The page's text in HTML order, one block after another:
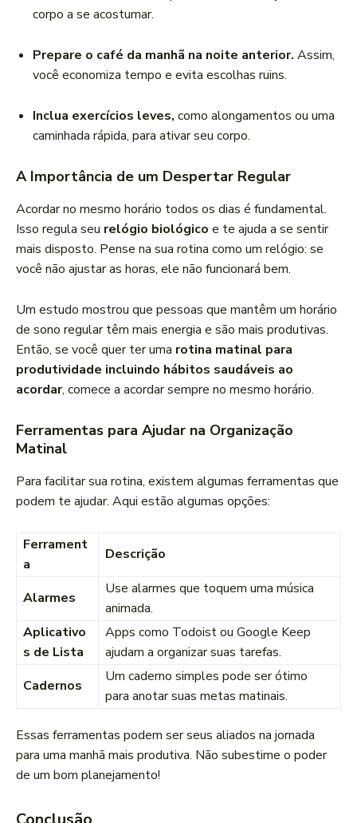
corpo a se acostumar.
Prepare o café da manhã na noite anterior. Assim,
você economiza tempo e evita escolhas ruins.
Inclua exercícios leves, como alongamentos ou uma
caminhada rápida, para ativar seu corpo.
A Importância de um Despertar Regular
Acordar no mesmo horário todos os dias é fundamental.
Isso regula seu relógio biológico e te ajuda a se sentir
mais disposto. Pense na sua rotina como um relógio: se
você não ajustar as horas, ele não funcionará bem.
Um estudo mostrou que pessoas que mantêm um horário
de sono regular têm mais energia e são mais produtivas.
Então, se você quer ter uma rotina matinal para
produtividade incluindo hábitos saudáveis ao
acordar, comece a acordar sempre no mesmo horário.
Ferramentas para Ajudar na Organização
Matinal
Para facilitar sua rotina, existem algumas ferramentas que
podem te ajudar. Aqui estão algumas opções:
Ferrament
a
Descrição
Alarmes
Use alarmes que toquem uma música
animada.
Aplicativo
s de Lista
Apps como Todoist ou Google Keep
ajudam a organizar suas tarefas.
Cadernos
Um caderno simples pode ser ótimo
para anotar suas metas matinais.
Essas ferramentas podem ser seus aliados na jornada
para uma manhã mais produtiva. Não subestime o poder
de um bom planejamento!